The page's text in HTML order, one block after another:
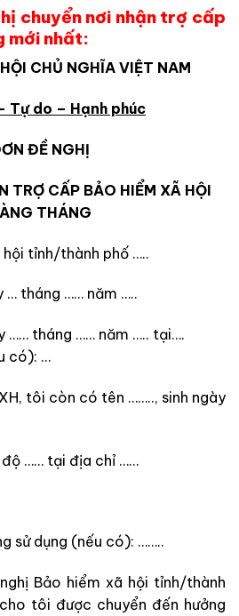
chuyển nơi nhận trợ cấp
mới nhất:
CHỦ NGHĨA VIỆT NAM
Tự do – Hạnh phúc
ĐỀ NGHỊ
TRỢ CẤP BẢO HIỂM XÃ HỘI
THÁNG
hội tỉnh/thành phố …..
… tháng …… năm …..
…… tháng …… năm ….. tại….
có): …
tôi còn có tên …….., sinh ngày
độ …… tại địa chỉ ……
sử dụng (nếu có): ……..
Bảo hiểm xã hội tỉnh/thành
tôi được chuyển đến hưởng